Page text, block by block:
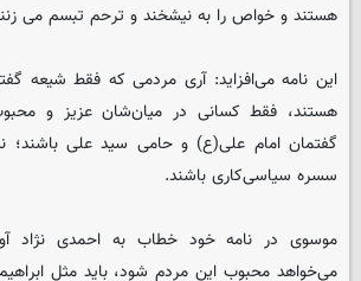
هستند و خواص را به نیشخند و ترحم تبسم می
این نامه می‌افزاید: آری مردمی که فقط شیعه
هستند، فقط کسانی در میان‌شان عزیز و
گفتمان امام علی(ع) و حامی سید علی باشند؛
سسره سیاسی‌کاری باشند.
موسوی در نامه خود خطاب به احمدی نژاد
می‌خواهد محبوب این مردم شود، باید مثل